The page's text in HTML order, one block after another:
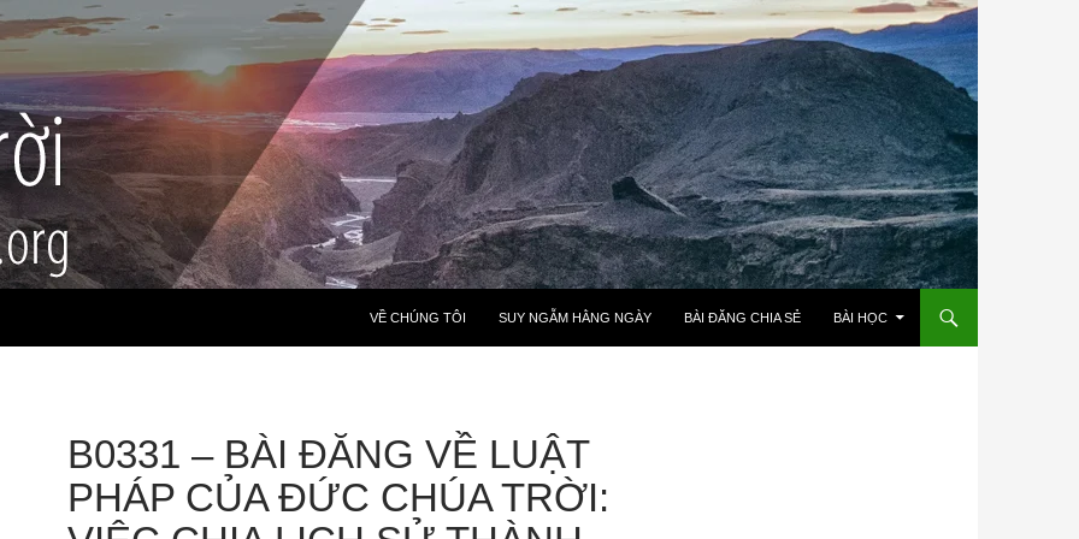
VỀ CHÚNG TÔI SUY NGẪM HẰNG NGÀY BÀI ĐĂNG CHIA SẺ BÀI HỌC
B0331 – BÀI ĐĂNG VỀ LUẬT
PHÁP CỦA ĐỨC CHÚA TRỜI: